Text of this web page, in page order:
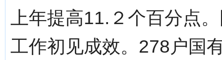
上年提高11.２个百分点
工作初见成效。278户国